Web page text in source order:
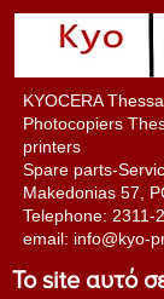
KYOCERA
Photocopiers
printers
Spare parts-
Makedonias 57,
Telephone: 2311-
email: info@kyo-
Το site αυτό